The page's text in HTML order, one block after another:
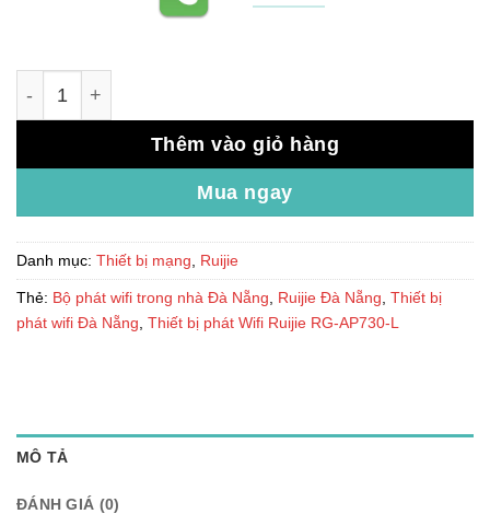
Thêm vào giỏ hàng
Mua ngay
Danh mục: Thiết bị mạng Ruijie
Thẻ: Bộ phát wifi trong nhà Đà Nẵng Ruijie Đà Nẵng Thiết bị
phát wifi Đà Nẵng Thiết bị phát Wifi Ruijie RG-AP730-L
MÔ TẢ
ĐÁNH GIÁ (0)